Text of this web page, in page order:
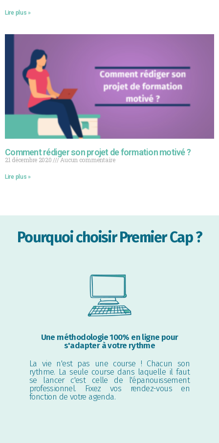
Lire plus »
Comment rédiger son projet de formation motivé ?
21 décembre 2020 Aucun commentaire
Lire plus »
Pourquoi choisir Premier Cap ?
Une méthodologie 100% en ligne pour
s'adapter à votre rythme
La vie n'est pas une course ! Chacun son
rythme. La seule course dans laquelle il faut
se lancer c'est celle de l'épanouissement
professionnel. Fixez vos rendez-vous en
fonction de votre agenda.